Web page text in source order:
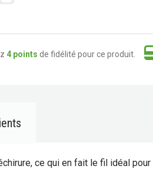
4 points de fidélité pour ce produit.
ce qui en fait le fil idéal